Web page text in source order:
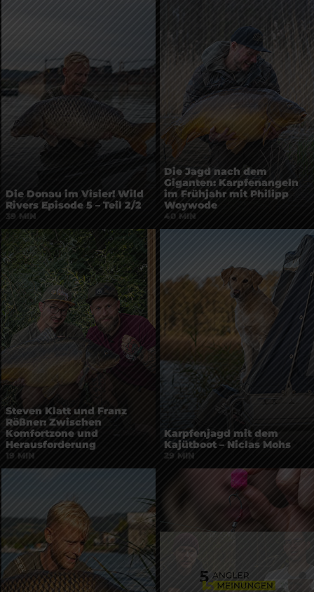
39 MIN
Die Donau im Visier! Wild
Rivers Episode 5 – Teil 2/2
40 MIN
Die Jagd nach dem
Giganten: Karpfenangeln
im Frühjahr mit Philipp
Woywode
19 MIN
Steven Klatt und Franz
Rößner: Zwischen
Komfortzone und
Herausforderung
29 MIN
Karpfenjagd mit dem
Kajütboot – Niclas Mohs